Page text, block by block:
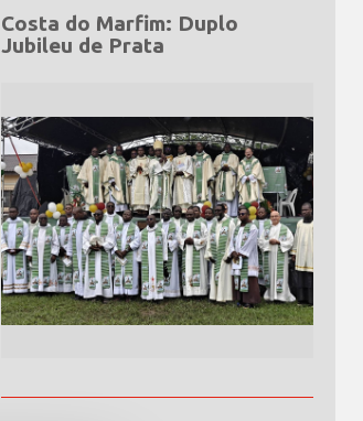
Costa do Marfim: Duplo
Jubileu de Prata